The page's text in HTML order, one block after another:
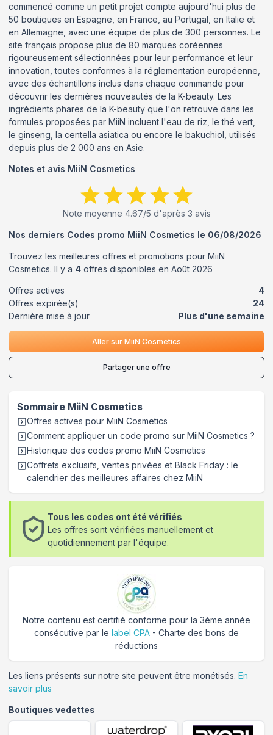
commencé comme un petit projet compte aujourd'hui plus de
50 boutiques en Espagne, en France, au Portugal, en Italie et
en Allemagne, avec une équipe de plus de 300 personnes. Le
site français propose plus de 80 marques coréennes
rigoureusement sélectionnées pour leur performance et leur
innovation, toutes conformes à la réglementation européenne,
avec des échantillons inclus dans chaque commande pour
découvrir les dernières nouveautés de la K-beauty. Les
ingrédients phares de la K-beauty que l'on retrouve dans les
formules proposées par MiiN incluent l'eau de riz, le thé vert,
le ginseng, la centella asiatica ou encore le bakuchiol, utilisés
depuis plus de 2 000 ans en Asie.
Notes et avis MiiN Cosmetics
Note moyenne 4.67/5 d'après 3 avis
Nos derniers Codes promo MiiN Cosmetics le 06/08/2026
Trouvez les meilleures offres et promotions pour MiiN
Cosmetics. Il y a 4 offres disponibles en Août 2026
Offres actives
4
Offres expirée(s)
24
Dernière mise à jour
Plus d'une semaine
Aller sur MiiN Cosmetics
Partager une offre
Sommaire MiiN Cosmetics
Offres actives pour MiiN Cosmetics
Comment appliquer un code promo sur MiiN Cosmetics ?
Historique des codes promo MiiN Cosmetics
Coffrets exclusifs, ventes privées et Black Friday : le
calendrier des meilleures affaires chez MiiN
Tous les codes ont été vérifiés
Les offres sont vérifiées manuellement et
quotidiennement par l'équipe.
Notre contenu est certifié conforme pour la 3ème année
consécutive par le label CPA - Charte des bons de
réductions
Les liens présents sur notre site peuvent être monétisés. En
savoir plus
Boutiques vedettes